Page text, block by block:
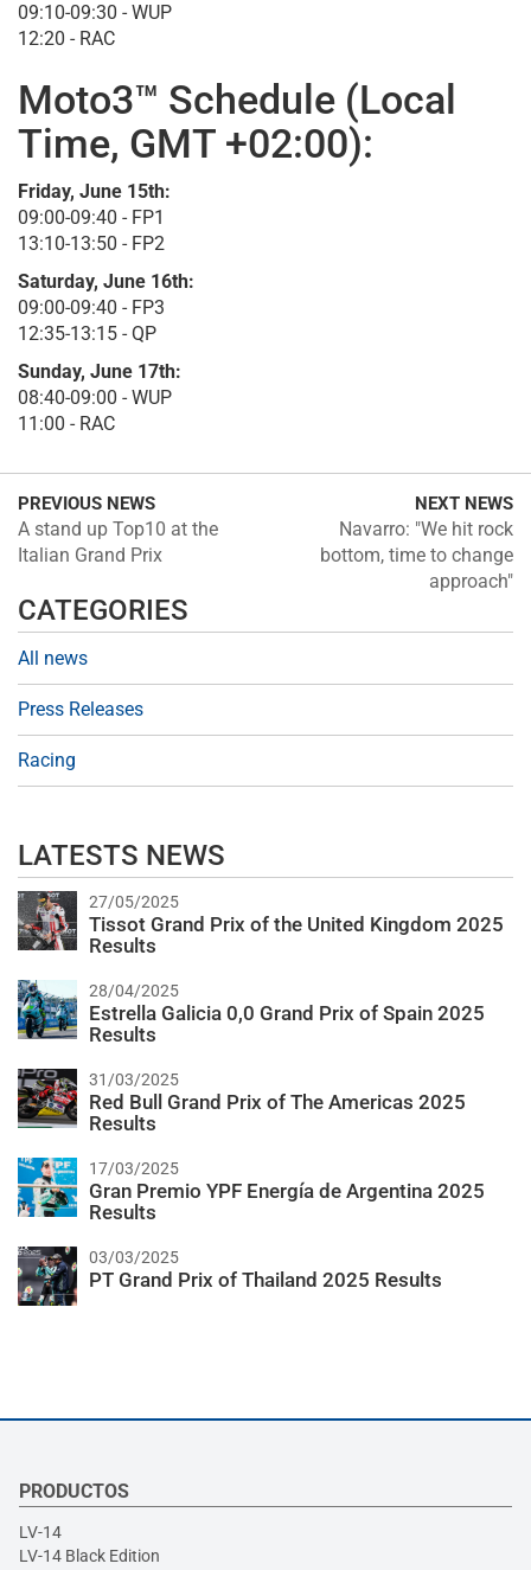
09:10-09:30 - WUP
12:20 - RAC
Moto3™ Schedule (Local
Time, GMT +02:00):
Friday, June 15th:
09:00-09:40 - FP1
13:10-13:50 - FP2
Saturday, June 16th:
09:00-09:40 - FP3
12:35-13:15 - QP
Sunday, June 17th:
08:40-09:00 - WUP
11:00 - RAC
PREVIOUS NEWS
A stand up Top10 at the
Italian Grand Prix
NEXT NEWS
Navarro: "We hit rock
bottom, time to change
approach"
CATEGORIES
All news
Press Releases
Racing
LATESTS NEWS
27/05/2025
Tissot Grand Prix of the United Kingdom 2025
Results
28/04/2025
Estrella Galicia 0,0 Grand Prix of Spain 2025
Results
31/03/2025
Red Bull Grand Prix of The Americas 2025
Results
17/03/2025
Gran Premio YPF Energía de Argentina 2025
Results
03/03/2025
PT Grand Prix of Thailand 2025 Results
PRODUCTOS
LV-14
LV-14 Black Edition